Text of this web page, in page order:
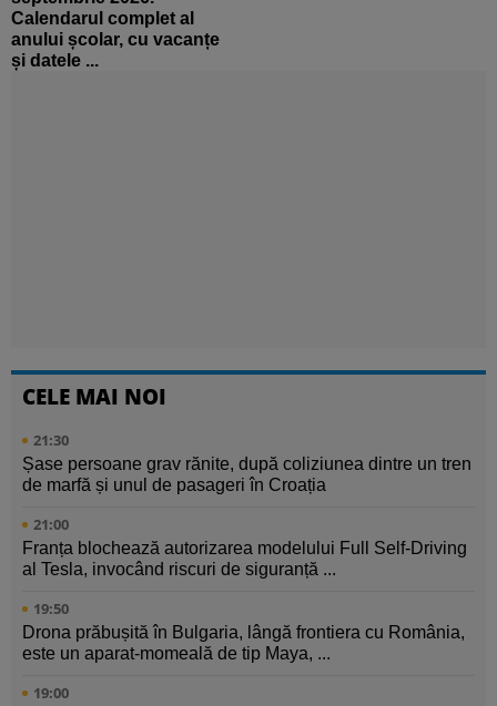
Calendarul complet al
anului școlar, cu vacanțe
și datele ...
CELE MAI NOI
21:30
Șase persoane grav rănite, după coliziunea dintre un tren
de marfă și unul de pasageri în Croația
21:00
Franța blochează autorizarea modelului Full Self-Driving
al Tesla, invocând riscuri de siguranță ...
19:50
Drona prăbușită în Bulgaria, lângă frontiera cu România,
este un aparat-momeală de tip Maya, ...
19:00